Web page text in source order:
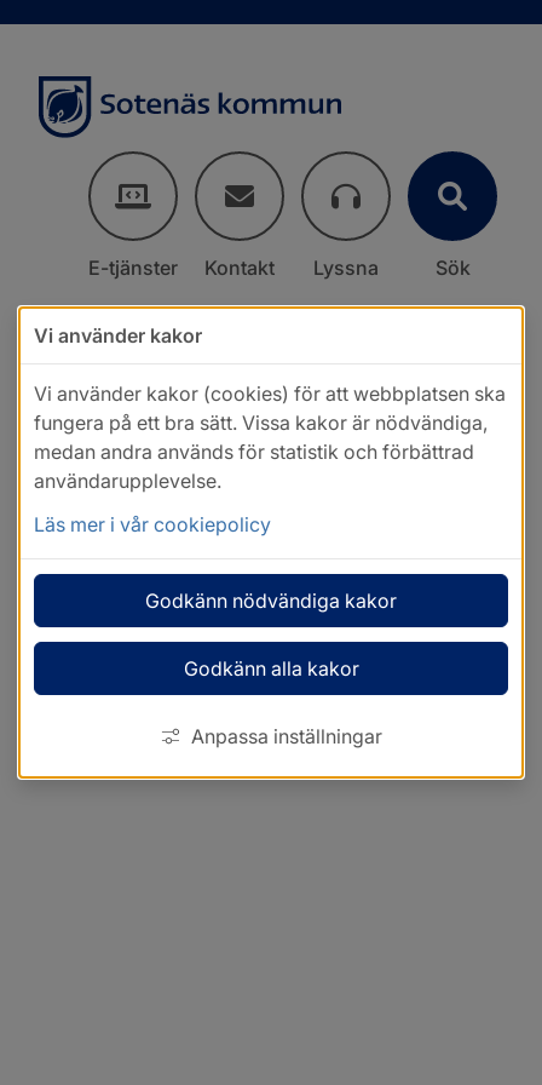
E-tjänster Kontakt Lyssna Sök
Vi använder kakor
Vi använder kakor (cookies) för att webbplatsen ska
fungera på ett bra sätt. Vissa kakor är nödvändiga,
medan andra används för statistik och förbättrad
användarupplevelse.
Läs mer i vår cookiepolicy
Godkänn nödvändiga kakor
Godkänn alla kakor
Anpassa inställningar